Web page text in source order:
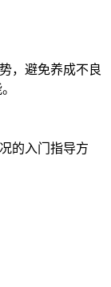
，避免养成不良
的入门指导方